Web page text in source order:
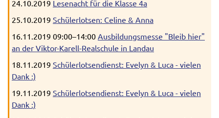
24.10.2019 Lesenacht für die Klasse 4a
25.10.2019 Schülerlotsen: Celine & Anna
16.11.2019 09:00–14:00 Ausbildungsmesse "Bleib hier"
an der Viktor-Karell-Realschule in Landau
18.11.2019 Schülerlotsendienst: Evelyn & Luca - vielen
Dank :)
19.11.2019 Schülerlotsendienst: Evelyn & Luca - vielen
Dank :)